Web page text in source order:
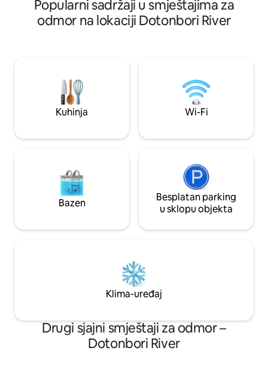
godina, kako bi se istakao šarm
materijala zgrade. Možete polirati
originalno drvo, vrata i sl. i ponovno ih
Japana udobno stapaju. Odvojite malo
vremena i uživajte u prostoru
stvorenom s ljubavlju. Ažurirali smo
sadržaje kao što su klima-uređaj, kuhinja,
veličinu prostorije kako biste imali
umjetnicima. Tkanina, zeleno, vrt, ukrasi
i radovi, „!!” u ulaznom hodniku itd. Voljeli
bismo pronaći neke od naših favorita.
Doživite staru, ali moćnu strukturu
od strane
se na 150ⓘ,
modernim
odvojenim WC
velikom kadom,
čistoću za grupe.
povijest i utjehu,
Popularni sadržaji u smještajima za
odmor na lokaciji Dotonbori River
Kuhinja Wi-Fi
Bazen
Besplatan parking
u sklopu objekta
Klima-uređaj
Drugi sjajni smještaji za odmor –
Dotonbori River